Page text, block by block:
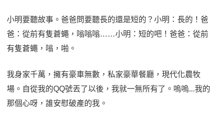
小明要聽故事。爸爸問要聽長的還是短的？小明：長的！爸
爸：從前有隻蒼蠅，嗡嗡嗡……小明：短的吧！爸爸：從前
有隻蒼蠅，嗡，啪。
我身家千萬，擁有豪車無數，私家豪華餐廳，現代化農牧
場。自從我的QQ號丟了以後，我就一無所有了。嗚嗚...我的
那個心呀，誰安慰破產的我。